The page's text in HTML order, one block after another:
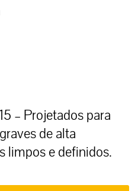
– Projetados para
de alta
limpos e definidos.